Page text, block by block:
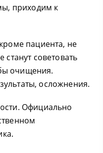
приходим к
пациента, не
станут советовать
очищения.
осложнения.
Официально